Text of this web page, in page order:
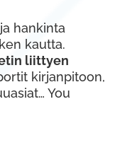
hankinta
kautta.
liittyen
kirjanpitoon,
You